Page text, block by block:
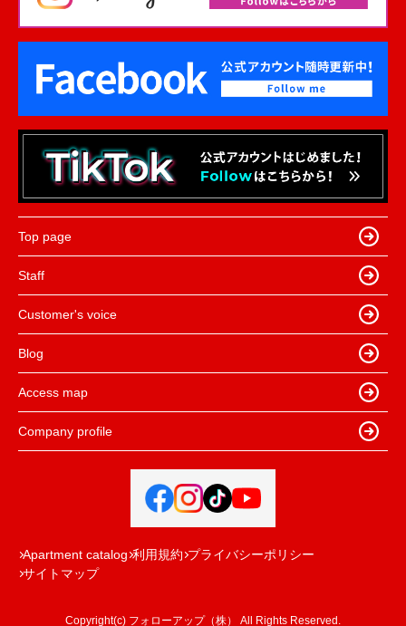
Top page
Staff
Customer's voice
Blog
Access map
Company profile
Apartment catalog 利用規約 プライバシーポリシー
サイトマップ
Copyright(c) フォローアップ（株） All Rights Reserved.